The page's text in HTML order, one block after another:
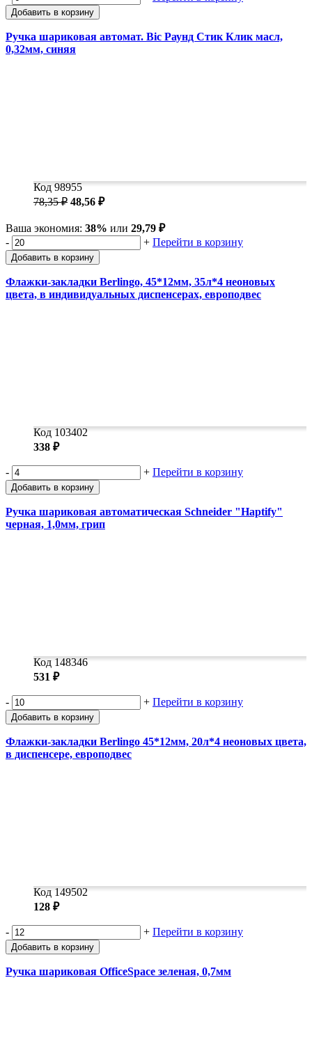
Добавить в корзину
Ручка шариковая автомат. Bic Раунд Стик Клик масл,
0,32мм, синяя
Код 98955
78,35 ₽ 48,56 ₽
Ваша экономия: 38% или 29,79 ₽
-
+ Перейти в корзину
Добавить в корзину
Флажки-закладки Berlingo, 45*12мм, 35л*4 неоновых
цвета, в индивидуальных диспенсерах, европодвес
Код 103402
338 ₽
- + Перейти в корзину
Добавить в корзину
Ручка шариковая автоматическая Schneider "Haptify"
черная, 1,0мм, грип
Код 148346
531 ₽
- + Перейти в корзину
Добавить в корзину
Флажки-закладки Berlingo 45*12мм, 20л*4 неоновых цвета,
в диспенсере, европодвес
Код 149502
128 ₽
- + Перейти в корзину
Добавить в корзину
Ручка шариковая OfficeSpace зеленая, 0,7мм